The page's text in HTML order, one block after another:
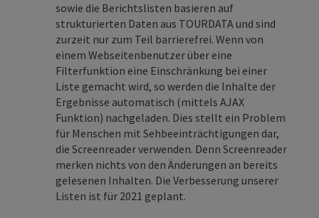
sowie die Berichtslisten basieren auf
strukturierten Daten aus TOURDATA und sind
zurzeit nur zum Teil barrierefrei. Wenn von
einem Webseitenbenutzer über eine
Filterfunktion eine Einschränkung bei einer
Liste gemacht wird, so werden die Inhalte der
Ergebnisse automatisch (mittels AJAX
Funktion) nachgeladen. Dies stellt ein Problem
für Menschen mit Sehbeeinträchtigungen dar,
die Screenreader verwenden. Denn Screenreader
merken nichts von den Änderungen an bereits
gelesenen Inhalten. Die Verbesserung unserer
Listen ist für 2021 geplant.